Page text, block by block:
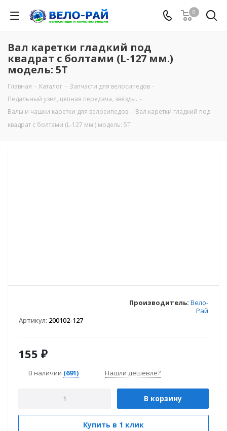
0
Вал каретки гладкий под
квадрат с болтами (L-127 мм.)
модель: 5T
Главная - Каталог - Запчасти для велосипедов -
Педальный узел, цепная передача, звёзды. -
Валы и чашки каретки для велосипедов - Вал каретки гладкий под
квадрат с болтами (L-127 мм.) модель: 5T
Артикул: 200102-127
Производитель: Вело-
Рай
155 ₽
В наличии (691) Нашли дешевле?
В корзину
Купить в 1 клик